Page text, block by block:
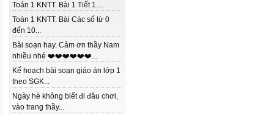
Toán 1 KNTT. Bài 1 Tiết 1....
Toán 1 KNTT. Bài Các số từ 0
đến 10...
Bài soạn hay. Cảm ơn thầy Nam
nhiều nhé ❤️❤️❤️❤️❤️❤️...
Kế hoạch bài soạn giáo án lớp 1
theo SGK...
Ngày hè không biết đi đâu chơi,
vào trang thầy...